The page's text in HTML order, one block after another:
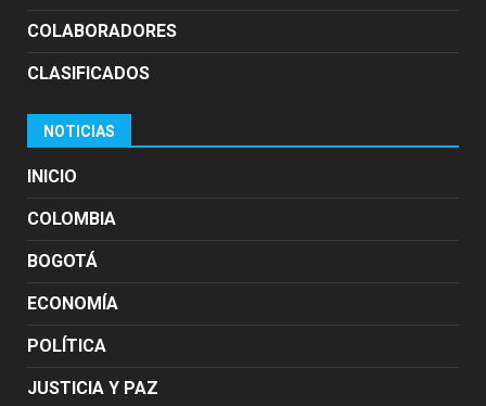
COLABORADORES
CLASIFICADOS
NOTICIAS
INICIO
COLOMBIA
BOGOTÁ
ECONOMÍA
POLÍTICA
JUSTICIA Y PAZ